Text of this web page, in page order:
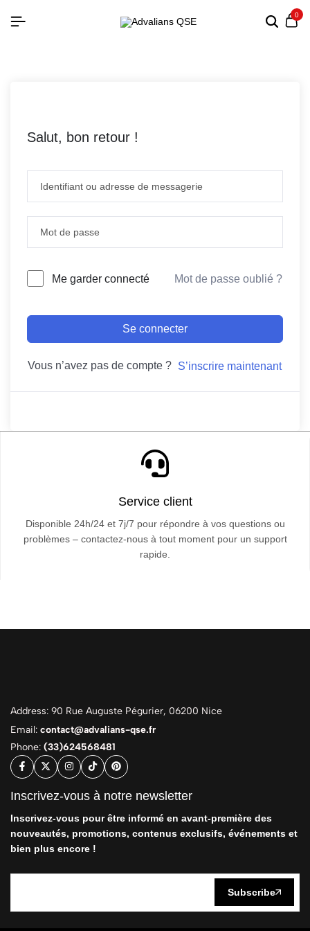
0
Salut, bon retour !
Me garder connecté Mot de passe oublié ?
Se connecter
Vous n’avez pas de compte ? S’inscrire maintenant
Service client
Disponible 24h/24 et 7j/7 pour répondre à vos questions ou
problèmes – contactez-nous à tout moment pour un support
rapide.
Address: 90 Rue Auguste Pégurier, 06200 Nice
Email: contact@advalians-qse.fr
Phone: (33)624568481
Inscrivez-vous à notre newsletter
Inscrivez-vous pour être informé en avant-première des
nouveautés, promotions, contenus exclusifs, événements et
bien plus encore !
Subscribe